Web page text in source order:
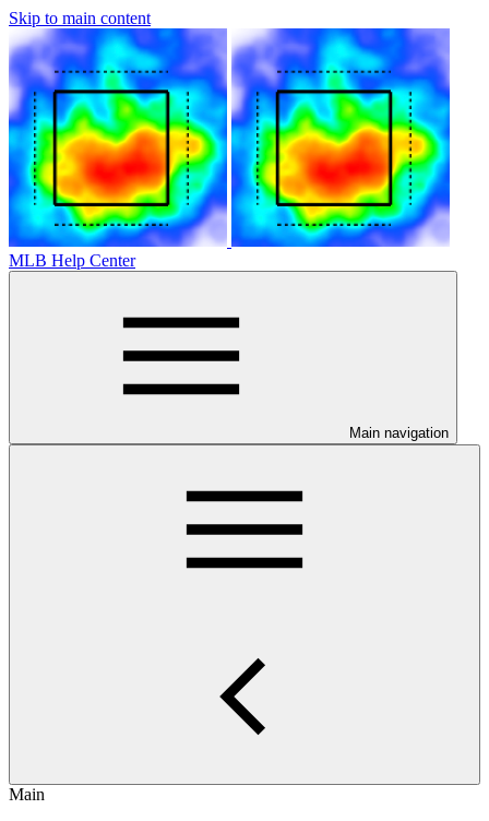
Skip to main content
MLB Help Center
Main navigation
Main